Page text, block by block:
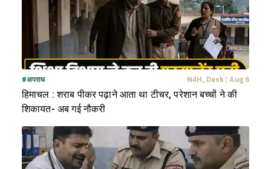
#अपराध N4H_Desk | Aug 6
हिमाचल : शराब पीकर पढ़ाने आता था टीचर, परेशान बच्चों ने की
शिकायत- अब गई नौकरी